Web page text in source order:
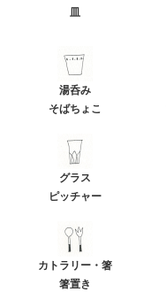
皿
湯呑み
そばちょこ
グラス
ピッチャー
カトラリー・箸
箸置き